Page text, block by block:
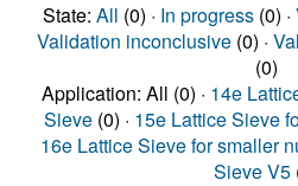
State: All (0) · In progress(0) ·
Validation inconclusive(0) ·
(0)
Application: All (0) · 14e
Sieve (0) · 15e Lattice Sieve
16e Lattice Sieve for smaller
Sieve V5